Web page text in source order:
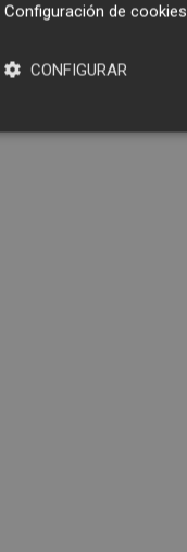
Configuración de cookies
CONFIGURAR